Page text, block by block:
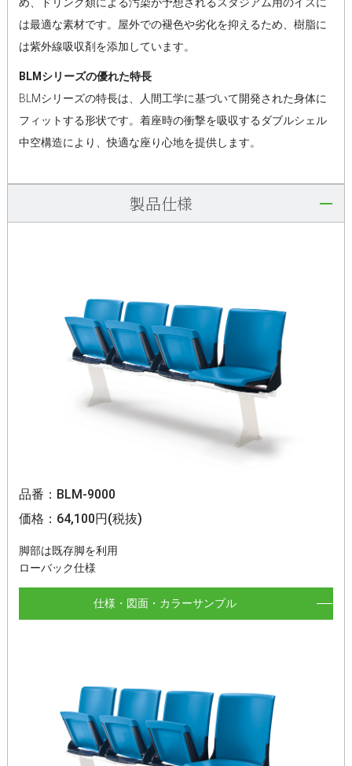
は最適な素材です。屋外での褪色や劣化を抑えるため、樹脂に
は紫外線吸収剤を添加しています。
BLMシリーズの優れた特長
BLMシリーズの特長は、人間工学に基づいて開発された身体に
フィットする形状です。着座時の衝撃を吸収するダブルシェル
中空構造により、快適な座り心地を提供します。
製品仕様
品番：BLM-9000
価格：64,100円(税抜)
脚部は既存脚を利用
ローバック仕様
仕様・図面・カラーサンプル